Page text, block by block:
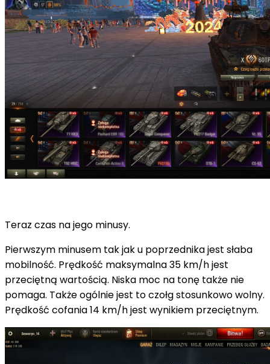
Teraz czas na jego minusy.
Pierwszym minusem tak jak u poprzednika jest słaba
mobilność. Prędkość maksymalna 35 km/h jest
przeciętną wartością. Niska moc na tonę także nie
pomaga. Także ogólnie jest to czołg stosunkowo wolny.
Prędkość cofania 14 km/h jest wynikiem przeciętnym.